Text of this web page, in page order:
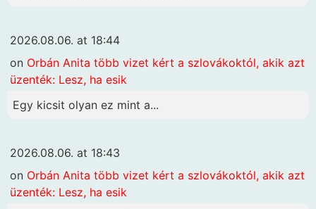
2026.08.06. at 18:44
on Orbán Anita több vizet kért a szlovákoktól, akik azt
üzenték: Lesz, ha esik
Egy kicsit olyan ez mint a...
2026.08.06. at 18:43
on Orbán Anita több vizet kért a szlovákoktól, akik azt
üzenték: Lesz, ha esik